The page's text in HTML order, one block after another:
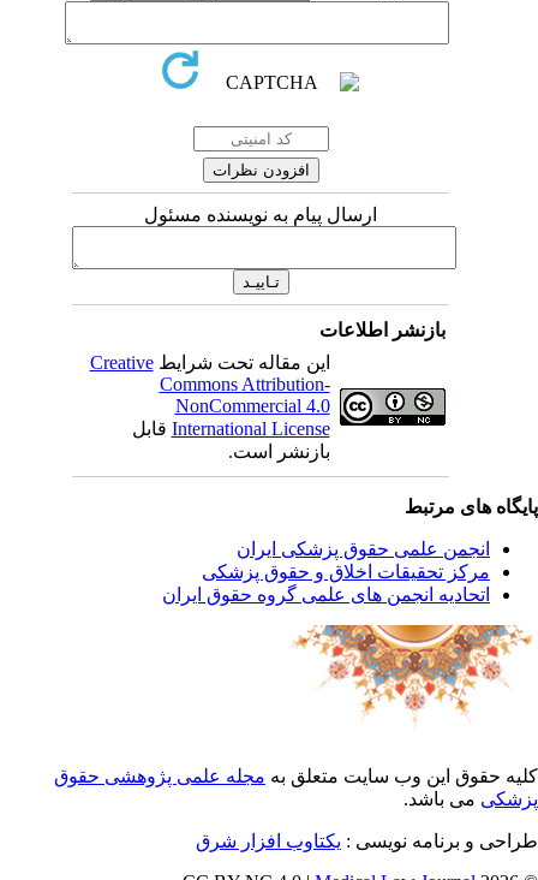
ارسال پیام به نویسنده مسئول
بازنشر اطلاعات
این مقاله تحت شرایطCreative
Commons Attribution-
NonCommercial 4.0
International Licenseقابل
بازنشر است.
های مرتبط
انجمن علمی حقوق پزشکی ایران
مرکز تحقیقات اخلاق و حقوق پزشکی
اتحادیه انجمن های علمی گروه حقوق ایران
حقوق این وب سایت متعلق بهمجله علمی پژوهشی حقوق
می باشد.
و برنامه نویسی : یکتاوب افزار شرق